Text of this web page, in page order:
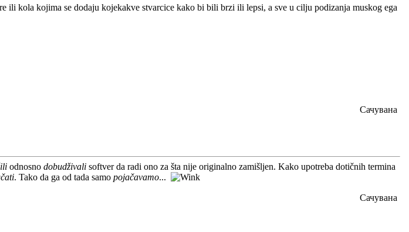
ili kola kojima se dodaju kojekakve stvarcice kako bi bili brzi ili lepsi, a sve u cilju podizanja muskog ega
Сачувана
odnosno dobudživali softver da radi ono za šta nije originalno zamišljen. Kako upotreba dotičnih termina
. Tako da ga od tada samo pojačavamo...
Сачувана